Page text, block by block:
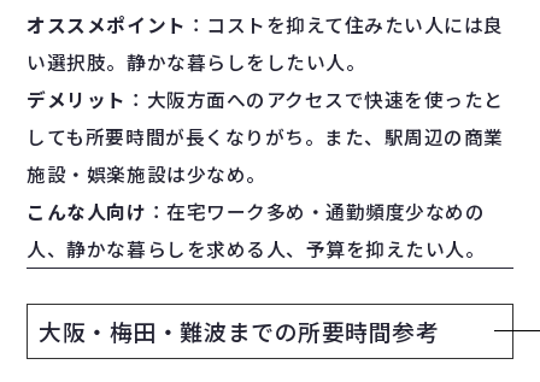
オススメポイント ：コストを抑えて住みたい人には良
い選択肢。静かな暮らしをしたい人。
デメリット ：大阪方面へのアクセスで快速を使ったと
しても所要時間が長くなりがち。また、駅周辺の商業
施設・娯楽施設は少なめ。
こんな人向け ：在宅ワーク多め・通勤頻度少なめの
人、静かな暮らしを求める人、予算を抑えたい人。
大阪・梅田・難波までの所要時間参考